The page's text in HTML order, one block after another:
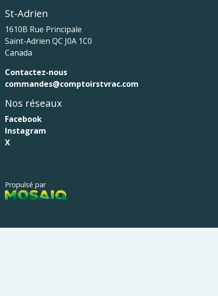
St-Adrien
1610B Rue Principale
Saint-Adrien QC J0A 1C0
Canada
Contactez-nous
commandes@comptoirstvrac.com
Nos réseaux
Facebook
Instagram
X
Propulsé par